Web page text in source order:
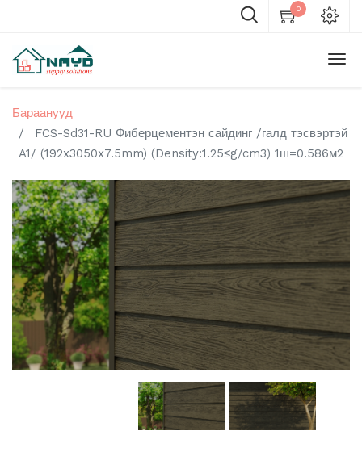
0
Бараанууд
FCS-Sd31-RU Фиберцементэн сайдинг /галд тэсвэртэй
A1/ (192x3050x7.5mm) (Density:1.25≤g/cm3) 1ш=0.586м2